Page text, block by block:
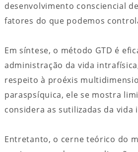
desenvolvimento consciencial
fatores do que podemos
Em síntese, o método GTD é
administração da vida
respeito à proéxis
paraspsíquica, ele se mostra
considera as sutilizadas da vida
Entretanto, o cerne teórico do